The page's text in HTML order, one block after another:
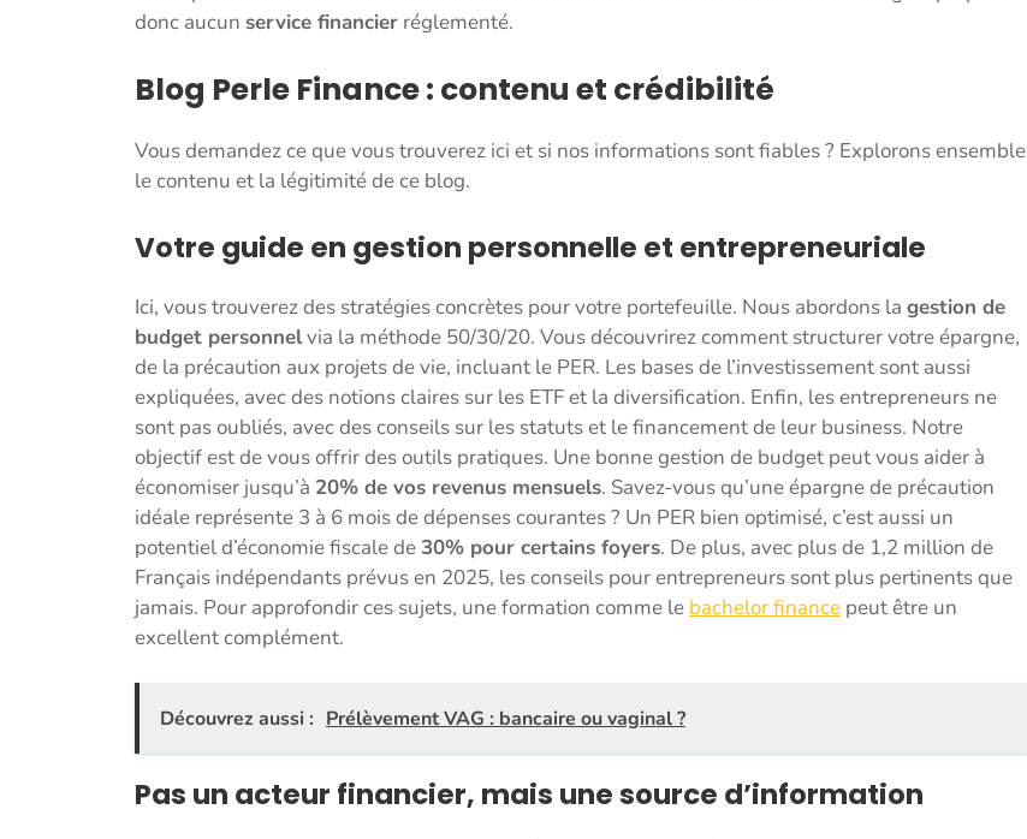
donc aucun service financier réglementé.
Blog Perle Finance : contenu et crédibilité
Vous demandez ce que vous trouverez ici et si nos informations sont fiables ? Explorons ensemble
le contenu et la légitimité de ce blog.
Votre guide en gestion personnelle et entrepreneuriale
Ici, vous trouverez des stratégies concrètes pour votre portefeuille. Nous abordons la gestion de
budget personnelvia la méthode 50/30/20. Vous découvrirez comment structurer votre épargne,
de la précaution aux projets de vie, incluant le PER. Les bases de l’investissement sont aussi
expliquées, avec des notions claires sur les ETF et la diversification. Enfin, les entrepreneurs ne
sont pas oubliés, avec des conseils sur les statuts et le financement de leur business. Notre
objectif est de vous offrir des outils pratiques. Une bonne gestion de budget peut vous aider à
économiser jusqu’à 20% de vos revenus mensuels. Savez-vous qu’une épargne de précaution
idéale représente 3 à 6 mois de dépenses courantes ? Un PER bien optimisé, c’est aussi un
potentiel d’économie fiscale de30% pour certains foyers. De plus, avec plus de 1,2 million de
Français indépendants prévus en 2025, les conseils pour entrepreneurs sont plus pertinents que
jamais. Pour approfondir ces sujets, une formation comme le bachelor finance peut être un
excellent complément.
Découvrez aussi : Prélèvement VAG : bancaire ou vaginal ?
Pas un acteur financier, mais une source d’information